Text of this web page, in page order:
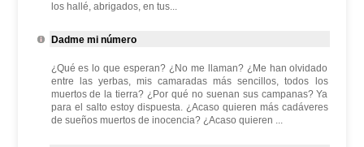
los hallé, abrigados, en tus...
Dadme mi número
¿Qué es lo que esperan? ¿No me llaman? ¿Me han olvidado
entre las yerbas, mis camaradas más sencillos, todos los
muertos de la tierra? ¿Por qué no suenan sus campanas? Ya
para el salto estoy dispuesta. ¿Acaso quieren más cadáveres
de sueños muertos de inocencia? ¿Acaso quieren ...